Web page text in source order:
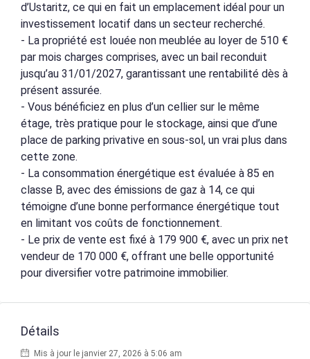
d’Ustaritz, ce qui en fait un emplacement idéal pour un
investissement locatif dans un secteur recherché.
- La propriété est louée non meublée au loyer de 510 €
par mois charges comprises, avec un bail reconduit
jusqu’au 31/01/2027, garantissant une rentabilité dès à
présent assurée.
- Vous bénéficiez en plus d’un cellier sur le même
étage, très pratique pour le stockage, ainsi que d’une
place de parking privative en sous-sol, un vrai plus dans
cette zone.
- La consommation énergétique est évaluée à 85 en
classe B, avec des émissions de gaz à 14, ce qui
témoigne d’une bonne performance énergétique tout
en limitant vos coûts de fonctionnement.
- Le prix de vente est fixé à 179 900 €, avec un prix net
vendeur de 170 000 €, offrant une belle opportunité
pour diversifier votre patrimoine immobilier.
Détails
Mis à jour le janvier 27, 2026 à 5:06 am